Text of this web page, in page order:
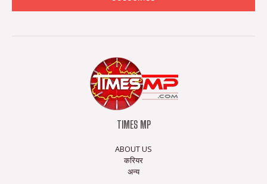
TIMES MP
ABOUT US
करियर
अन्य